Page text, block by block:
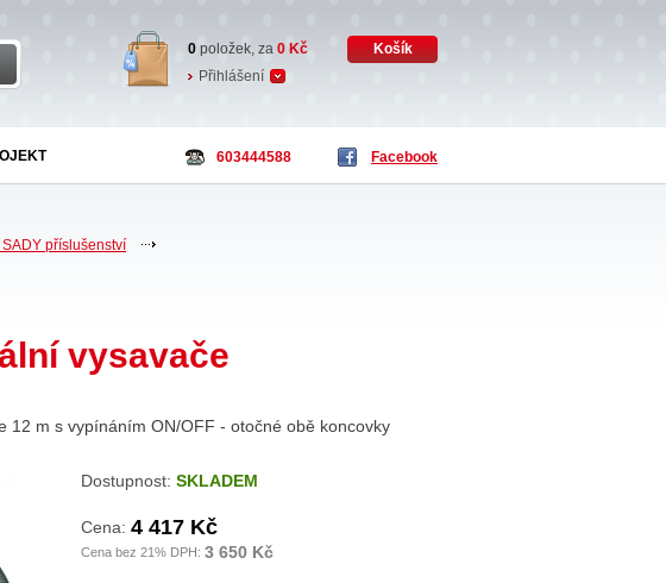
0 položek, za 0 Kč
Košík
Přihlášení
603444588 Facebook
SADY příslušenství
vysavače
12 m s vypínáním ON/OFF - otočné obě koncovky
Dostupnost: SKLADEM
Cena: 4 417 Kč
Cena bez 21% DPH: 3 650 Kč